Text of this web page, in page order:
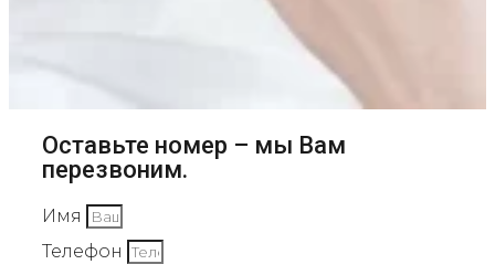
Оставьте номер – мы Вам
перезвоним.
Имя
Телефон